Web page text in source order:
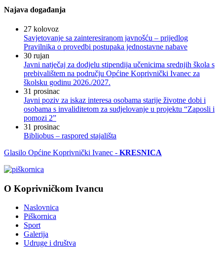
Najava događanja
27 kolovoz
Savjetovanje sa zainteresiranom javnošću – prijedlog
Pravilnika o provedbi postupaka jednostavne nabave
30 rujan
Javni natječaj za dodjelu stipendija učenicima srednjih škola s
prebivalištem na području Općine Koprivnički Ivanec za
školsku godinu 2026./2027.
31 prosinac
Javni poziv za iskaz interesa osobama starije životne dobi i
osobama s invaliditetom za sudjelovanje u projektu “Zaposli i
pomozi 2”
31 prosinac
Bibliobus – raspored stajališta
Glasilo Općine Koprivnički Ivanec - KRESNICA
O Koprivničkom Ivancu
Naslovnica
Piškornica
Sport
Galerija
Udruge i društva